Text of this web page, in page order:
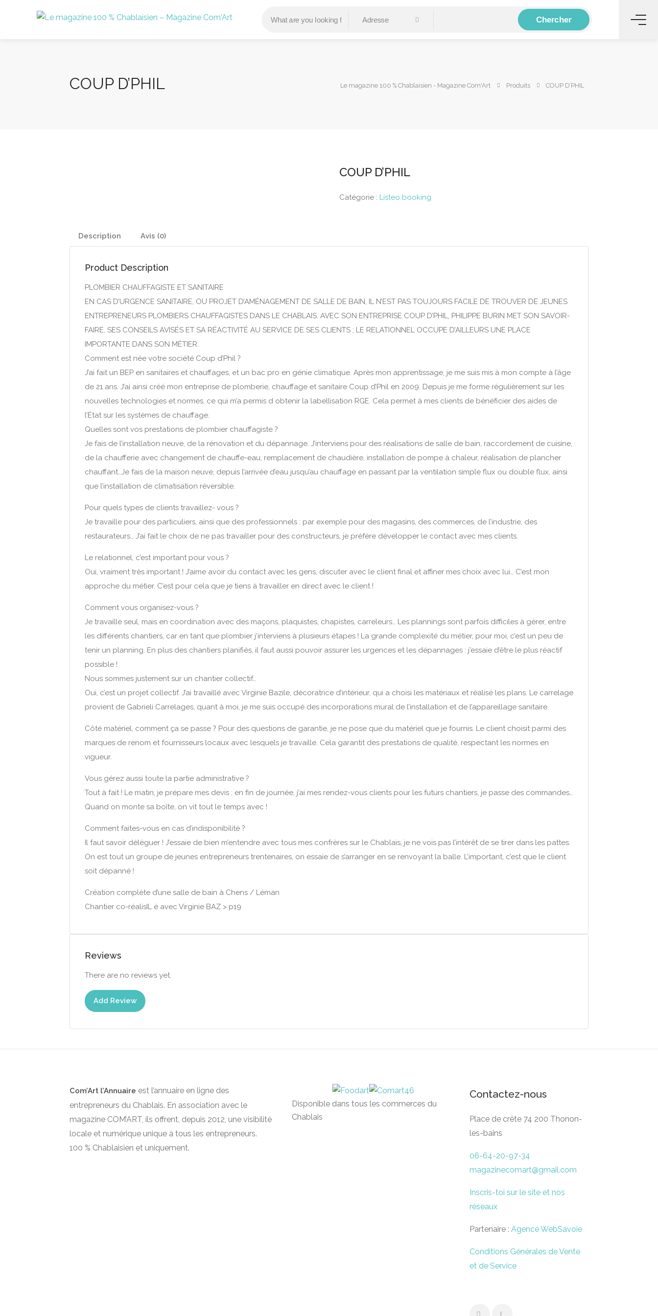
Chercher
COUP D’PHIL Le magazine 100 % Chablaisien - Magazine Com'Art Produits COUP D’PHIL
COUP D’PHIL
Catégorie : Listeo booking
Description Avis (0)
Product Description
PLOMBIER CHAUFFAGISTE ET SANITAIRE
EN CAS D’URGENCE SANITAIRE, OU PROJET D’AMÉNAGEMENT DE SALLE DE BAIN, IL N’EST PAS TOUJOURS FACILE DE TROUVER DE JEUNES
ENTREPRENEURS PLOMBIERS CHAUFFAGISTES DANS LE CHABLAIS. AVEC SON ENTREPRISE COUP D’PHIL, PHILIPPE BURIN MET SON SAVOIR-
FAIRE, SES CONSEILS AVISÉS ET SA RÉACTIVITÉ AU SERVICE DE SES CLIENTS ; LE RELATIONNEL OCCUPE D’AILLEURS UNE PLACE
IMPORTANTE DANS SON MÉTIER.
Comment est née votre société Coup d’Phil ?
J’ai fait un BEP en sanitaires et chauffages, et un bac pro en génie climatique. Après mon apprentissage, je me suis mis à mon compte à l’âge
de 21 ans. J’ai ainsi créé mon entreprise de plomberie, chauffage et sanitaire Coup d’Phil en 2009. Depuis je me forme régulièrement sur les
nouvelles technologies et normes, ce qui m’a permis d obtenir la labellisation RGE. Cela permet à mes clients de bénéficier des aides de
l’État sur les systèmes de chauffage.
Quelles sont vos prestations de plombier chauffagiste ?
Je fais de l’installation neuve, de la rénovation et du dépannage. J’interviens pour des réalisations de salle de bain, raccordement de cuisine,
de la chaufferie avec changement de chauffe-eau, remplacement de chaudière, installation de pompe à chaleur, réalisation de plancher
chauffant…Je fais de la maison neuve, depuis l’arrivée d’eau jusqu’au chauffage en passant par la ventilation simple flux ou double flux, ainsi
que l’installation de climatisation réversible.
Pour quels types de clients travaillez- vous ?
Je travaille pour des particuliers, ainsi que des professionnels : par exemple pour des magasins, des commerces, de l’industrie, des
restaurateurs… J’ai fait le choix de ne pas travailler pour des constructeurs, je préfère développer le contact avec mes clients.
Le relationnel, c’est important pour vous ?
Oui, vraiment très important ! J’aime avoir du contact avec les gens, discuter avec le client final et affiner mes choix avec lui… C’est mon
approche du métier. C’est pour cela que je tiens à travailler en direct avec le client !
Comment vous organisez-vous ?
Je travaille seul, mais en coordination avec des maçons, plaquistes, chapistes, carreleurs… Les plannings sont parfois difficiles à gérer, entre
les différents chantiers, car en tant que plombier j’interviens à plusieurs étapes ! La grande complexité du métier, pour moi, c’est un peu de
tenir un planning. En plus des chantiers planifiés, il faut aussi pouvoir assurer les urgences et les dépannages : j’essaie d’être le plus réactif
possible !
Nous sommes justement sur un chantier collectif…
Oui, c’est un projet collectif. J’ai travaillé avec Virginie Bazile, décoratrice d’intérieur, qui a choisi les matériaux et réalisé les plans. Le carrelage
provient de Gabrieli Carrelages, quant à moi, je me suis occupé des incorporations mural de l’installation et de l’appareillage sanitaire.
Côté matériel, comment ça se passe ? Pour des questions de garantie, je ne pose que du matériel que je fournis. Le client choisit parmi des
marques de renom et fournisseurs locaux avec lesquels je travaille. Cela garantit des prestations de qualité, respectant les normes en
vigueur.
Vous gérez aussi toute la partie administrative ?
Tout à fait ! Le matin, je prépare mes devis ; en fin de journée, j’ai mes rendez-vous clients pour les futurs chantiers, je passe des commandes…
Quand on monte sa boîte, on vit tout le temps avec !
Comment faites-vous en cas d’indisponibilité ?
Il faut savoir déléguer ! J’essaie de bien m’entendre avec tous mes confrères sur le Chablais, je ne vois pas l’intérêt de se tirer dans les pattes.
On est tout un groupe de jeunes entrepreneurs trentenaires, on essaie de s’arranger en se renvoyant la balle. L’important, c’est que le client
soit dépanné !
Création complète d’une salle de bain à Chens / Léman
Chantier co-réalisIL é avec Virginie BAZ > p19
Reviews
There are no reviews yet.
Add Review
Com’Art l’Annuaire est l’annuaire en ligne des
entrepreneurs du Chablais. En association avec le
magazine COM’ART, ils offrent, depuis 2012, une visibilité
locale et numérique unique à tous les entrepreneurs.
100 % Chablaisien et uniquement.
Disponible dans tous les commerces du
Chablais
Contactez-nous
Place de crête 74 200 Thonon-
les-bains
06-64-20-97-34
magazinecomart@gmail.com
Inscris-toi sur le site et nos
réseaux
Partenaire :Agence WebSavoie
Conditions Générales de Vente
et de Service